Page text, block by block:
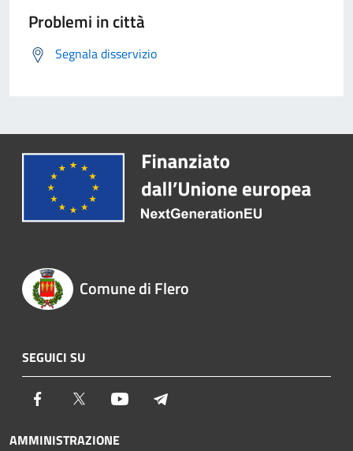
Problemi in città
Segnala disservizio
Comune di Flero
SEGUICI SU
Facebook Twitter Youtube
AMMINISTRAZIONE